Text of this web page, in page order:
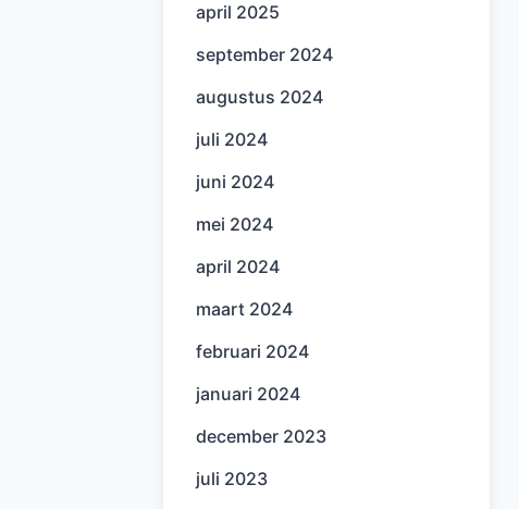
april 2025
september 2024
augustus 2024
juli 2024
juni 2024
mei 2024
april 2024
maart 2024
februari 2024
januari 2024
december 2023
juli 2023